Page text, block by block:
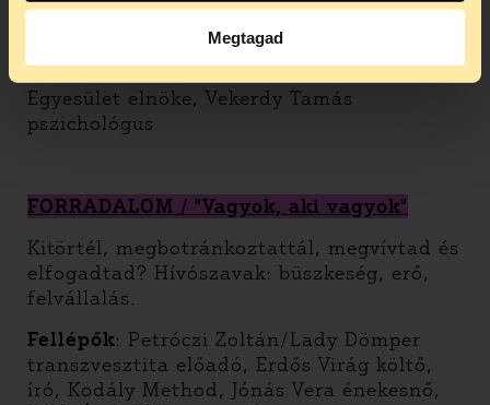
Megtagad
Titanilla pszichológus, Fliegauf Bence író,
rendező, Both Emőke – BAGázs Közhasznú
Egyesület elnöke, Vekerdy Tamás
pszichológus
FORRADALOM / "Vagyok, aki vagyok"
Kitörtél, megbotránkoztattál, megvívtad és
elfogadtad? Hívószavak: büszkeség, erő,
felvállalás.
Fellépők: Petróczi Zoltán/Lady Dömper
transzvesztita előadó, Erdős Virág költő,
író, Kodály Method, Jónás Vera énekesnő,